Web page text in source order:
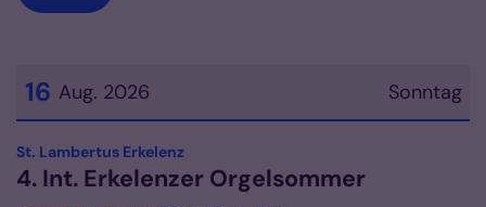
Sonntag
16 Aug. 2026
Datum: 16. August 2026
St. Lambertus Erkelenz
4. Int. Erkelenzer Orgelsommer